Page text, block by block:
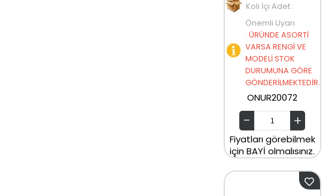
Koli İçi Adet :
Önemli Uyarı
: ÜRÜNDE ASORTİ
VARSA RENGİ VE
MODELİ STOK
DURUMUNA GÖRE
GÖNDERİLMEKTEDİR.
ONUR20072
Fiyatları görebilmek
için BAYİ olmalısınız.